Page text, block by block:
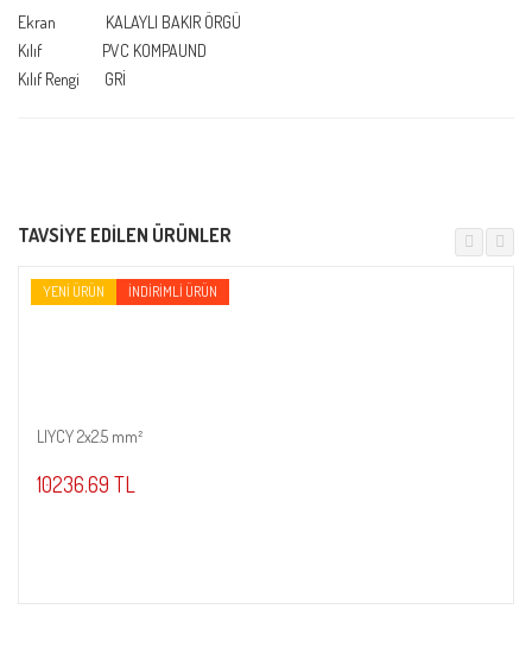
Ekran KALAYLI BAKIR ÖRGÜ
Kılıf PVC KOMPAUND
Kılıf Rengi GRİ
TAVSIYE EDILEN ÜRÜNLER
YENI ÜRÜN İNDIRIMLI ÜRÜN
LIYCY 2x2.5 mm²
10236.69 TL